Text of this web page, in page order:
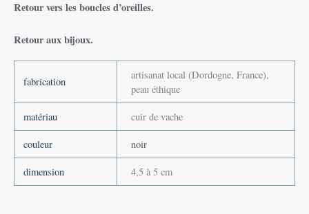
Retour vers les boucles d’oreilles.
Retour aux bijoux.
fabrication
artisanat local (Dordogne, France),
peau éthique
matériau cuir de vache
couleur noir
dimension 4,5 à 5 cm